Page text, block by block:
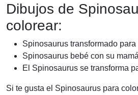
Dibujos de
colorear:
Spinosaurus transformado
Spinosaurus bebé con su
El Spinosaurus se transforma
Si te gusta el Spinosaurus para